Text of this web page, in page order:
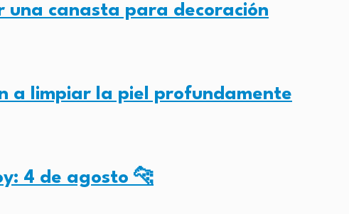
una canasta para decoración
a limpiar la piel profundamente
4 de agosto 🐆